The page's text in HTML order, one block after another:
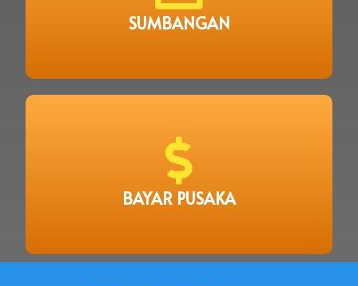
SUMBANGAN
Jom Sedekah
BAYAR PUSAKA
BAYAR PUSAKA
Cepat dan Selamat
Bayar Pusaka Online